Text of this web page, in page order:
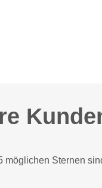
möglichen Sternen